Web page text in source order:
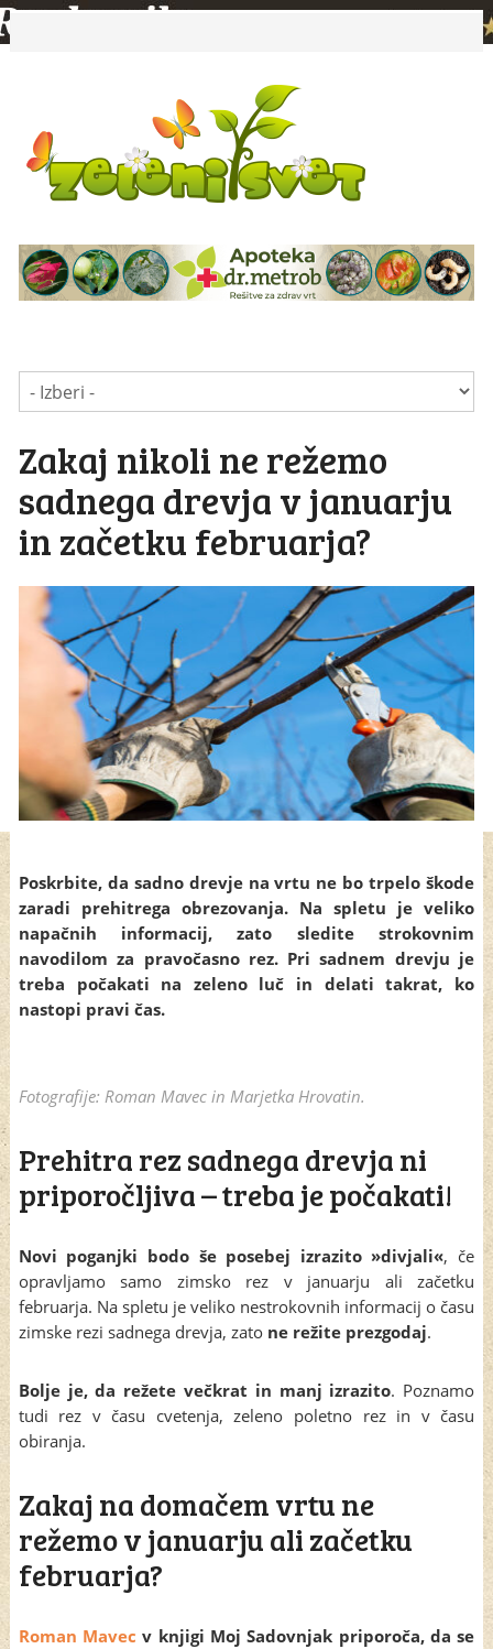
Zakaj nikoli ne režemo
sadnega drevja v januarju
in začetku februarja?
Poskrbite, da sadno drevje na vrtu ne bo trpelo škode
zaradi prehitrega obrezovanja. Na spletu je veliko
napačnih informacij, zato sledite strokovnim
navodilom za pravočasno rez. Pri sadnem drevju je
treba počakati na zeleno luč in delati takrat, ko
nastopi pravi čas.
Fotografije: Roman Mavec in Marjetka Hrovatin.
Prehitra rez sadnega drevja ni
priporočljiva – treba je počakati!
Novi poganjki bodo še posebej izrazito »divjali«, če
opravljamo samo zimsko rez v januarju ali začetku
februarja. Na spletu je veliko nestrokovnih informacij o času
zimske rezi sadnega drevja, zato ne režite prezgodaj.
Bolje je, da režete večkrat in manj izrazito. Poznamo
tudi rez v času cvetenja, zeleno poletno rez in v času
obiranja.
Zakaj na domačem vrtu ne
režemo v januarju ali začetku
februarja?
Roman Mavec v knjigi Moj Sadovnjak priporoča, da se